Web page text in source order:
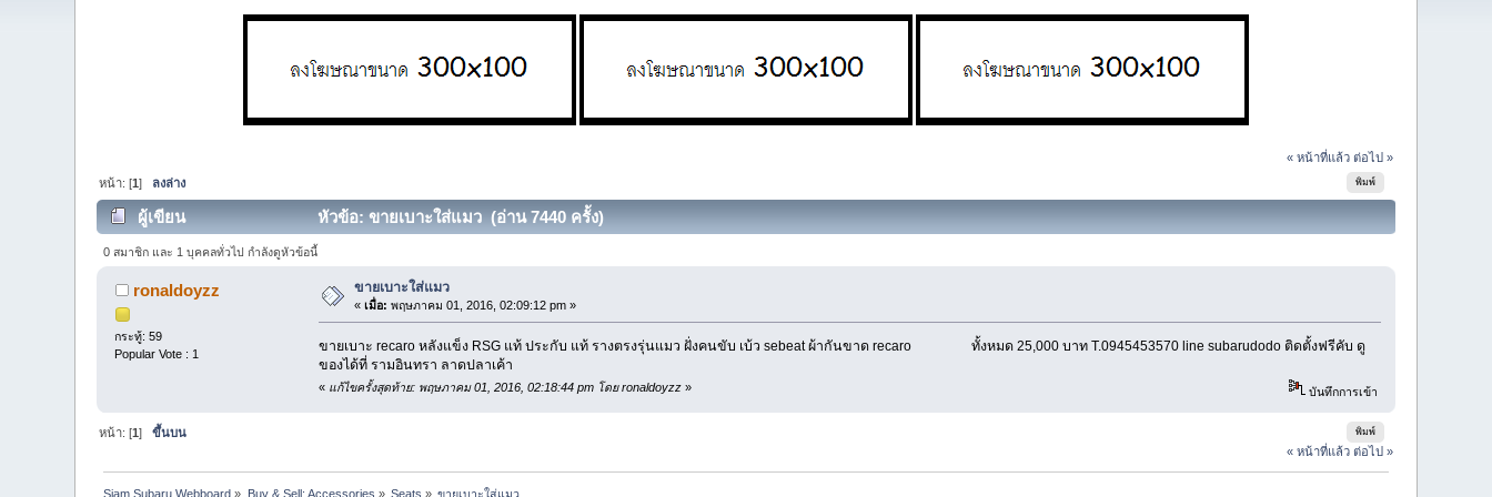
« หน้าที่แล้ว ต่อไป »
พิมพ์
หน้า: [1] ลงล่าง
ผู้เขียน หัวข้อ: ขายเบาะใส่แมว (อ่าน 7440 ครั้ง)
0 สมาชิก และ 1 บุคคลทั่วไป กำลังดูหัวข้อนี้
ronaldoyzz
กระทู้: 59
Popular Vote : 1
ขายเบาะใส่แมว
«เมื่อ: พฤษภาคม 01, 2016, 02:09:12 pm »
ขายเบาะ recaro หลังแข็ง RSG แท้ ประกับ แท้ รางตรงรุ่นแมว ฝั่งคนขับ เบ้ว sebeat ผ้ากันขาด recaro ทั้งหมด 25,000 บาท T.0945453570 line subarudodo ติดตั้งฟรีคับ ดู
ของได้ที่ รามอินทรา ลาดปลาเค้า
« แก้ไขครั้งสุดท้าย: พฤษภาคม 01, 2016, 02:18:44 pm โดย ronaldoyzz» บันทึกการเข้า
พิมพ์
หน้า: [1]ขึ้นบน
« หน้าที่แล้ว ต่อไป »
Siam Subaru Webboard » Buy & Sell: Accessories » Seats » ขายเบาะใส่แมว